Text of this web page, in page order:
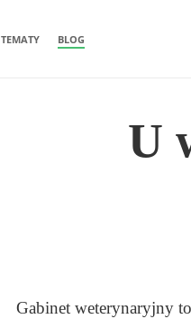
TEMATY BLOG
U
Gabinet weterynaryjny